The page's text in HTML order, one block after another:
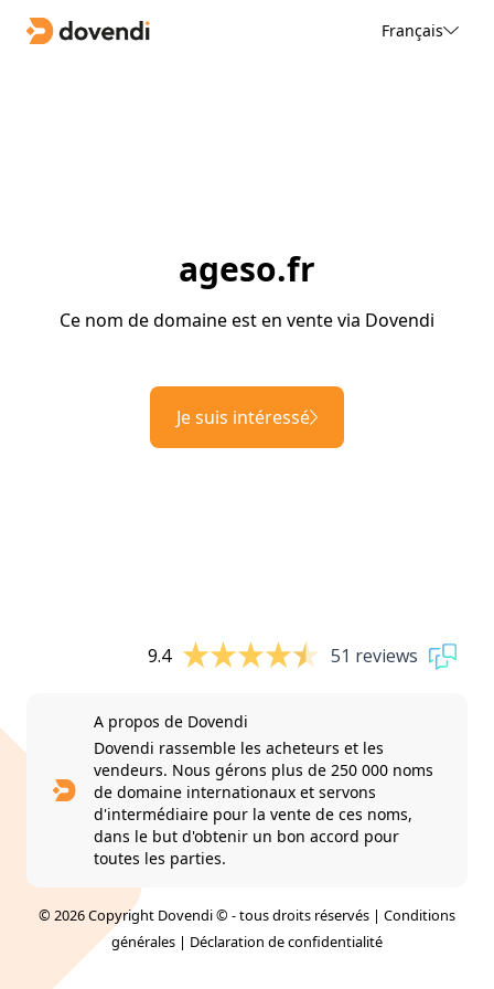
Français
ageso.fr
Ce nom de domaine est en vente via Dovendi
Je suis intéressé
9.4 51 reviews
A propos de Dovendi
Dovendi rassemble les acheteurs et les
vendeurs. Nous gérons plus de 250 000 noms
de domaine internationaux et servons
d'intermédiaire pour la vente de ces noms,
dans le but d'obtenir un bon accord pour
toutes les parties.
© 2026 Copyright Dovendi © - tous droits réservés | Conditions
générales | Déclaration de confidentialité